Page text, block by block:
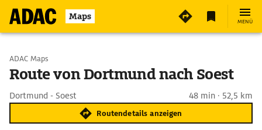
Maps MENÜ
Start wählen
ADAC Maps
Route von Dortmund nach Soest
Dortmund - Soest 48 min · 52,5 km
Routendetails anzeigen